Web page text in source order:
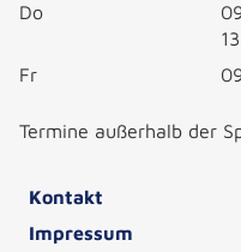
Do
Fr
Termine außerhalb der
Kontakt
Impressum